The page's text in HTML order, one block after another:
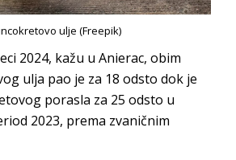
ulje (Freepik)
2024, kažu u Anierac, obim
ulja pao je za 18 odsto dok je
porasla za 25 odsto u
2023, prema zvaničnim